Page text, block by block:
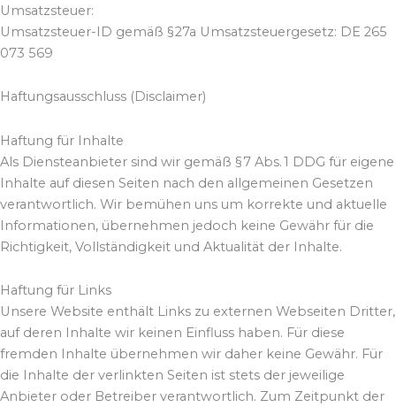
Umsatzsteuer:
Umsatzsteuer-ID gemäß § 27a Umsatzsteuergesetz: DE 265
073 569
Haftungsausschluss (Disclaimer)
Haftung für Inhalte
Als Diensteanbieter sind wir gemäß § 7 Abs. 1 DDG für eigene
Inhalte auf diesen Seiten nach den allgemeinen Gesetzen
verantwortlich. Wir bemühen uns um korrekte und aktuelle
Informationen, übernehmen jedoch keine Gewähr für die
Richtigkeit, Vollständigkeit und Aktualität der Inhalte.
Haftung für Links
Unsere Website enthält Links zu externen Webseiten Dritter,
auf deren Inhalte wir keinen Einfluss haben. Für diese
fremden Inhalte übernehmen wir daher keine Gewähr. Für
die Inhalte der verlinkten Seiten ist stets der jeweilige
Anbieter oder Betreiber verantwortlich. Zum Zeitpunkt der